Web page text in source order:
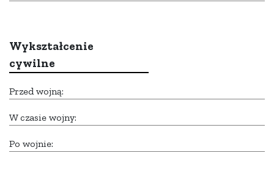
Wykształcenie
cywilne
Przed wojną:
W czasie wojny:
Po wojnie: